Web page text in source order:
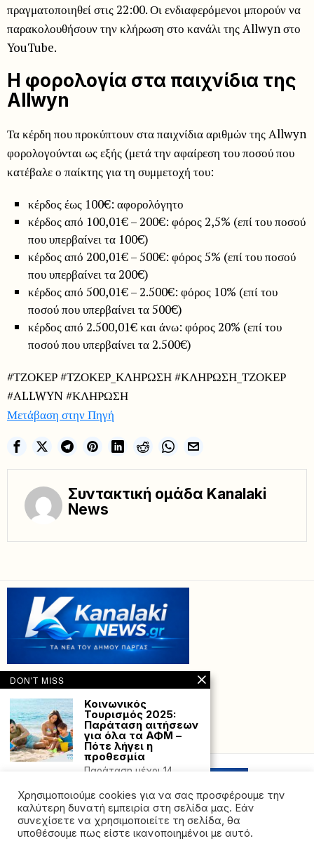
πραγματοποιηθεί στις 22:00. Οι ενδιαφερόμενοι μπορούν να
παρακολουθήσουν την κλήρωση στο κανάλι της Allwyn στο
YouTube.
Η φορολογία στα παιχνίδια της
Allwyn
Τα κέρδη που προκύπτουν στα παιχνίδια αριθμών της Allwyn
φορολογούνται ως εξής (μετά την αφαίρεση του ποσού που
κατέβαλε ο παίκτης για τη συμμετοχή του:
κέρδος έως 100€: αφορολόγητο
κέρδος από 100,01€ – 200€: φόρος 2,5% (επί του ποσού
που υπερβαίνει τα 100€)
κέρδος από 200,01€ – 500€: φόρος 5% (επί του ποσού
που υπερβαίνει τα 200€)
κέρδος από 500,01€ – 2.500€: φόρος 10% (επί του
ποσού που υπερβαίνει τα 500€)
κέρδος από 2.500,01€ και άνω: φόρος 20% (επί του
ποσού που υπερβαίνει τα 2.500€)
#ΤΖΟΚΕΡ #ΤΖΟΚΕΡ_ΚΛΗΡΩΣΗ #ΚΛΗΡΩΣΗ_ΤΖΟΚΕΡ
#ALLWYN #ΚΛΗΡΩΣΗ
Μετάβαση στην Πηγή
Συντακτική ομάδα Kanalaki
News
Powered with by Hostville”)
Χρησιμοποιούμε cookies για να σας προσφέρουμε την
καλύτερη δυνατή εμπειρία στη σελίδα μας. Εάν
συνεχίσετε να χρησιμοποιείτε τη σελίδα, θα
υποθέσουμε πως είστε ικανοποιημένοι με αυτό.
DON'T MISS
Κοινωνικός
Τουρισμός 2025:
Παράταση αιτήσεων
για όλα τα ΑΦΜ –
Πότε λήγει η
προθεσμία
Παράταση μέχρι 14
προθεσμία για την
υποβολή
Χιλιάδες χαμένα
δρομολόγια στα